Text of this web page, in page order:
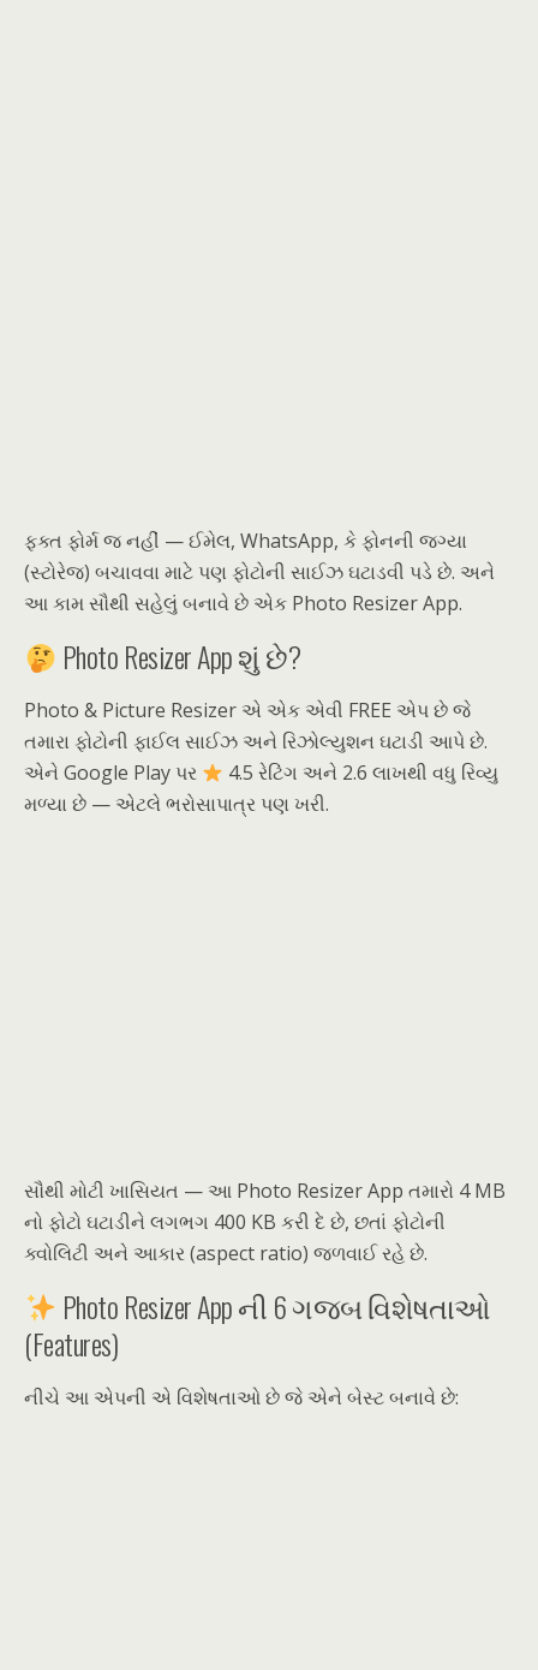
ફક્ત ફોર્મ જ નહીં — ઈમેલ, WhatsApp, કે ફોનની જગ્યા
(સ્ટોરેજ) બચાવવા માટે પણ ફોટોની સાઈઝ ઘટાડવી પડે છે. અને
આ કામ સૌથી સહેલું બનાવે છે એક Photo Resizer App.
Photo Resizer App શું છે?
Photo & Picture Resizer એ એક એવી FREE એપ છે જે
તમારા ફોટોની ફાઈલ સાઈઝ અને રિઝોલ્યુશન ઘટાડી આપે છે.
એને Google Play પર
4.5 રેટિંગ અને 2.6 લાખથી વધુ રિવ્યુ
મળ્યા છે — એટલે ભરોસાપાત્ર પણ ખરી.
સૌથી મોટી ખાસિયત — આ Photo Resizer App તમારો 4 MB
નો ફોટો ઘટાડીને લગભગ 400 KB કરી દે છે, છતાં ફોટોની
ક્વોલિટી અને આકાર (aspect ratio) જળવાઈ રહે છે.
Photo Resizer App ની 6 ગજબ વિશેષતાઓ
(Features)
નીચે આ એપની એ વિશેષતાઓ છે જે એને બેસ્ટ બનાવે છે: